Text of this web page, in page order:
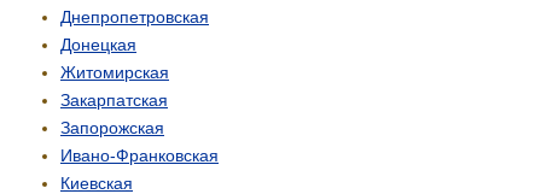
Днепропетровская
Донецкая
Житомирская
Закарпатская
Запорожская
Ивано-Франковская
Киевская